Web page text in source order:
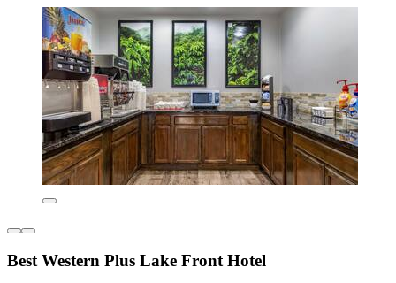
Best Western Plus Lake Front Hotel